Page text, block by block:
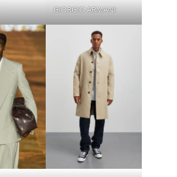
GIORGIO ARMANI